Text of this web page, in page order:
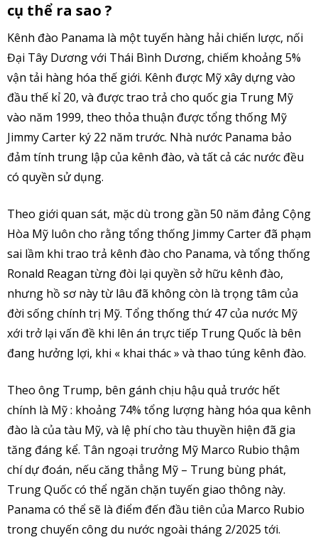
cụ thể ra sao ?
Kênh đào Panama là một tuyến hàng hải chiến lược, nối
Đại Tây Dương với Thái Bình Dương, chiếm khoảng 5%
vận tải hàng hóa thế giới. Kênh được Mỹ xây dựng vào
đầu thế kỉ 20, và được trao trả cho quốc gia Trung Mỹ
vào năm 1999, theo thỏa thuận được tổng thống Mỹ
Jimmy Carter ký 22 năm trước. Nhà nước Panama bảo
đảm tính trung lập của kênh đào, và tất cả các nước đều
có quyền sử dụng.
Theo giới quan sát, mặc dù trong gần 50 năm đảng Cộng
Hòa Mỹ luôn cho rằng tổng thống Jimmy Carter đã phạm
sai lầm khi trao trả kênh đào cho Panama, và tổng thống
Ronald Reagan từng đòi lại quyền sở hữu kênh đào,
nhưng hồ sơ này từ lâu đã không còn là trọng tâm của
đời sống chính trị Mỹ. Tổng thống thứ 47 của nước Mỹ
xới trở lại vấn đề khi lên án trực tiếp Trung Quốc là bên
đang hưởng lợi, khi « khai thác » và thao túng kênh đào.
Theo ông Trump, bên gánh chịu hậu quả trước hết
chính là Mỹ : khoảng 74% tổng lượng hàng hóa qua kênh
đào là của tàu Mỹ, và lệ phí cho tàu thuyền hiện đã gia
tăng đáng kể. Tân ngoại trưởng Mỹ Marco Rubio thậm
chí dự đoán, nếu căng thẳng Mỹ – Trung bùng phát,
Trung Quốc có thể ngăn chặn tuyến giao thông này.
Panama có thể sẽ là điểm đến đầu tiên của Marco Rubio
trong chuyến công du nước ngoài tháng 2/2025 tới.